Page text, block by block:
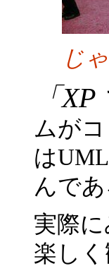
じ
「
ムが
は
んで
実際
楽し